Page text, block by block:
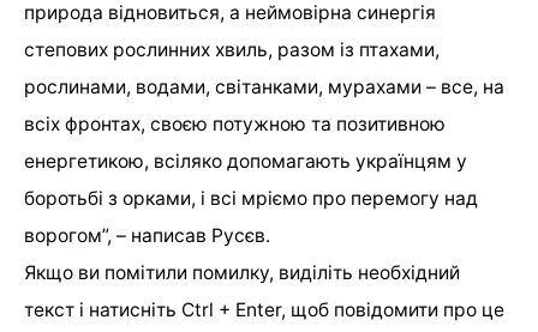
природа відновиться, а неймовірна синергія
степових рослинних хвиль, разом із птахами,
рослинами, водами, світанками, мурахами – все, на
всіх фронтах, своєю потужною та позитивною
енергетикою, всіляко допомагають українцям у
боротьбі з орками, і всі мріємо про перемогу над
ворогом”, – написав Русєв.
Якщо ви помітили помилку, виділіть необхідний
текст і натисніть Ctrl + Enter, щоб повідомити про це